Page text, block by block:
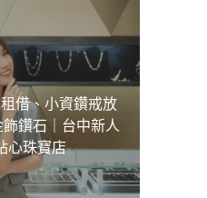
借、小資鑽戒放
鑽石｜台中新人
心珠寶店